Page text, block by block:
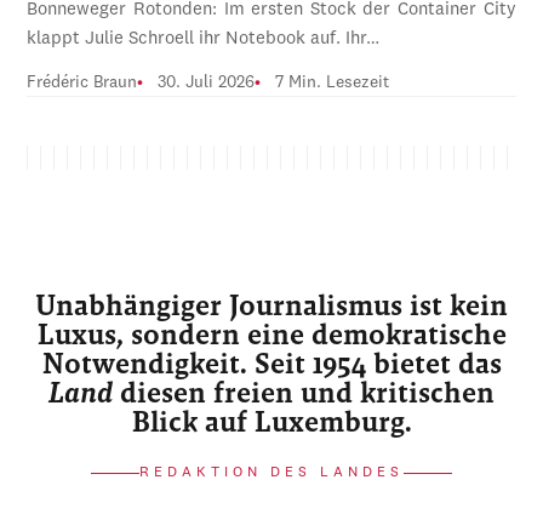
Bonneweger Rotonden: Im ersten Stock der Container City
klappt Julie Schroell ihr Notebook auf. Ihr…
Frédéric Braun 30. Juli 2026 7 Min. Lesezeit
Unabhängiger Journalismus ist kein
Luxus, sondern eine demokratische
Notwendigkeit. Seit 1954 bietet das
Land diesen freien und kritischen
Blick auf Luxemburg.
REDAKTION DES LANDES